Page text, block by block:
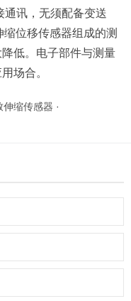
通讯，无须配备变送
位移传感器组成的测
低。电子部件与测量
场合。
伸缩传感器 ·